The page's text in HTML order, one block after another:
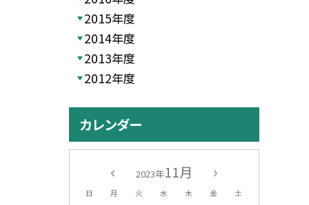
2015年度
2014年度
2013年度
2012年度
カレンダー
2023年11月
日 月 火 水 木 金 土